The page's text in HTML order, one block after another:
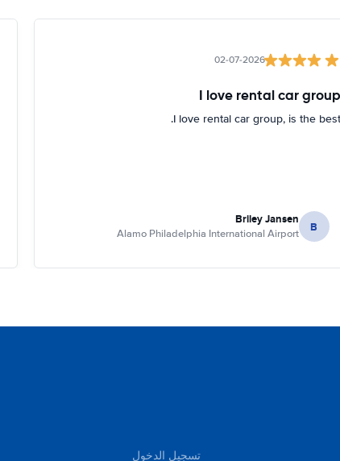
02-07-2026
I love rental car group
I love rental car group, is the best.
B
Briley Jansen
Alamo Philadelphia International Airport
تسجيل الدخول